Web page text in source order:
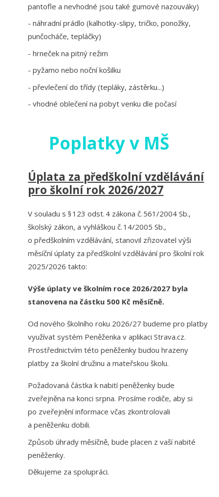
pantofle a nevhodné jsou také gumové nazouváky)
- náhradní prádlo (kalhotky-slipy, tričko, ponožky,
punčocháče, tepláčky)
- hrneček na pitný režim
- pyžamo nebo noční košilku
- převlečení do třídy (tepláky, zástěrku...)
- vhodné oblečení na pobyt venku dle počasí
Poplatky v MŠ
Úplata za předškolní vzdělávání
pro školní rok 2026/2027
V souladu s § 123 odst. 4 zákona č. 561/2004 Sb.,
školský zákon, a vyhláškou č. 14/2005 Sb.,
o předškolním vzdělávání, stanovil zřizovatel výši
měsíční úplaty za předškolní vzdělávání pro školní rok
2025/2026 takto:
Výše úplaty ve školním roce 2026/2027 byla
stanovena na částku 500 Kč měsíčně.
Od nového školního roku 2026/27 budeme pro platby
využívat systém Peněženka v aplikaci Strava.cz.
Prostřednictvím této peněženky budou hrazeny
platby za školní družinu a mateřskou školu.
Požadovaná částka k nabití peněženky bude
zveřejněna na konci srpna. Prosíme rodiče, aby si
po zveřejnění informace včas zkontrolovali
a peněženku dobili.
Způsob úhrady měsíčně, bude placen z vaší nabité
peněženky.
Děkujeme za spolupráci.